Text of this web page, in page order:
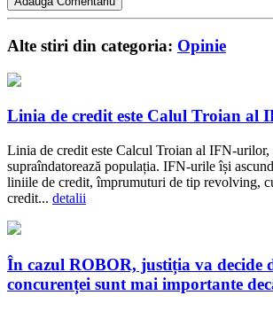
Alte stiri din categoria: Opinie
Linia de credit este Calul Troian al
Linia de credit este Calcul Troian al IFN-urilor,
supraîndatorează populația. IFN-urile își
liniile de credit, împrumuturi de tip revolving,
credit... detalii
În cazul ROBOR, justiția va decide
concurenței sunt mai importante